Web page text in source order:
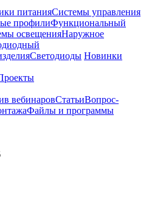
питанияСистемы управления
профилиФункциональный
освещенияНаружное
Светодиоды Новинки
вебинаровСтатьиВопрос-
Файлы и программы